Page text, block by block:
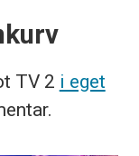
TV 2 i eget